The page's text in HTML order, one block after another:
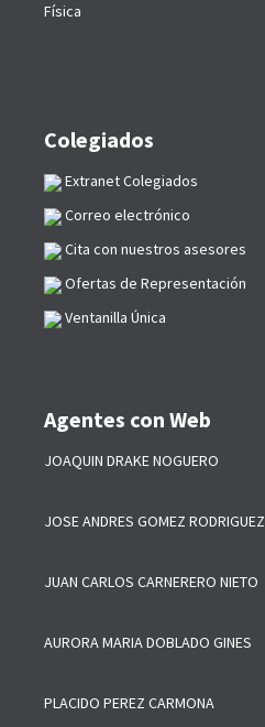
Física
Colegiados
Extranet Colegiados
Correo electrónico
Cita con nuestros asesores
Ofertas de Representación
Ventanilla Única
Agentes con Web
JOAQUIN DRAKE NOGUERO
JOSE ANDRES GOMEZ RODRIGUEZ
JUAN CARLOS CARNERERO NIETO
AURORA MARIA DOBLADO GINES
PLACIDO PEREZ CARMONA